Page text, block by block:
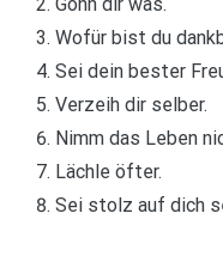
Wofür bist du
Sei dein bester
Verzeih dir selber.
Nimm das Leben
Lächle öfter.
Sei stolz auf dich